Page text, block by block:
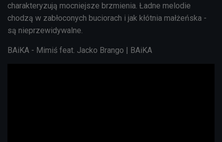
charakteryzują mocniejsze brzmienia. Ładne melodie
chodzą w zabłoconych buciorach i jak kłótnia małżeńska -
są nieprzewidywalne.
BAiKA - Mimiś feat. Jacko Brango | BAiKA